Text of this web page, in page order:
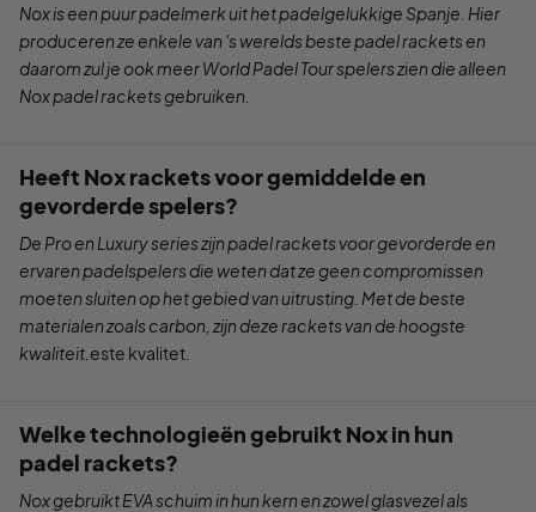
Nox is een puur padelmerk uit het padelgelukkige Spanje. Hier
produceren ze enkele van 's werelds beste padel rackets en
daarom zul je ook meer World Padel Tour spelers zien die alleen
Nox padel rackets gebruiken.
Heeft Nox rackets voor gemiddelde en
gevorderde spelers?
De Pro en Luxury series zijn padel rackets voor gevorderde en
ervaren padelspelers die weten dat ze geen compromissen
moeten sluiten op het gebied van uitrusting. Met de beste
materialen zoals carbon, zijn deze rackets van de hoogste
kwaliteit. este kvalitet.
Welke technologieën gebruikt Nox in hun
padel rackets?
Nox gebruikt EVA schuim in hun kern en zowel glasvezel als